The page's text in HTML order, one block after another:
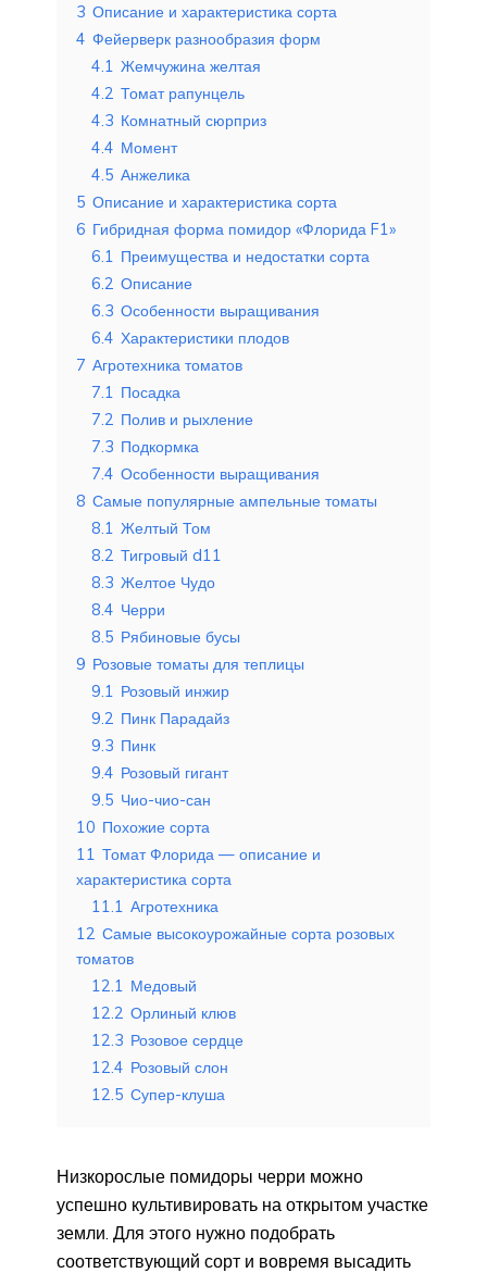
3 Описание и характеристика сорта
4 Фейерверк разнообразия форм
4.1 Жемчужина желтая
4.2 Томат рапунцель
4.3 Комнатный сюрприз
4.4 Момент
4.5 Анжелика
5 Описание и характеристика сорта
6 Гибридная форма помидор «Флорида F1»
6.1 Преимущества и недостатки сорта
6.2 Описание
6.3 Особенности выращивания
6.4 Характеристики плодов
7 Агротехника томатов
7.1 Посадка
7.2 Полив и рыхление
7.3 Подкормка
7.4 Особенности выращивания
8 Самые популярные ампельные томаты
8.1 Желтый Том
8.2 Тигровый d11
8.3 Желтое Чудо
8.4 Черри
8.5 Рябиновые бусы
9 Розовые томаты для теплицы
9.1 Розовый инжир
9.2 Пинк Парадайз
9.3 Пинк
9.4 Розовый гигант
9.5 Чио-чио-сан
10 Похожие сорта
11 Томат Флорида — описание и
характеристика сорта
11.1 Агротехника
12 Самые высокоурожайные сорта розовых
томатов
12.1 Медовый
12.2 Орлиный клюв
12.3 Розовое сердце
12.4 Розовый слон
12.5 Супер-клуша
Низкорослые помидоры черри можно
успешно культивировать на открытом участке
земли. Для этого нужно подобрать
соответствующий сорт и вовремя высадить